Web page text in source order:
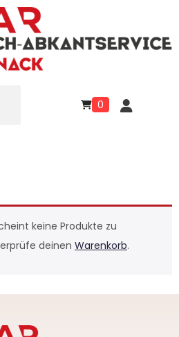
0
keine Produkte zu
deinen Warenkorb.